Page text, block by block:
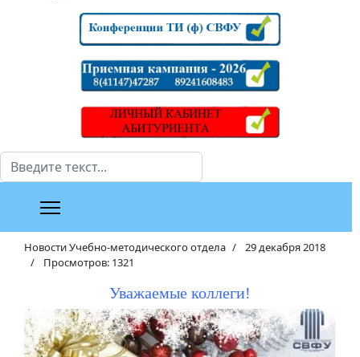
Поиск
Новости Учебно-методического отдела
29 декабря 2018
Просмотров: 1321
Уважаемые коллеги!